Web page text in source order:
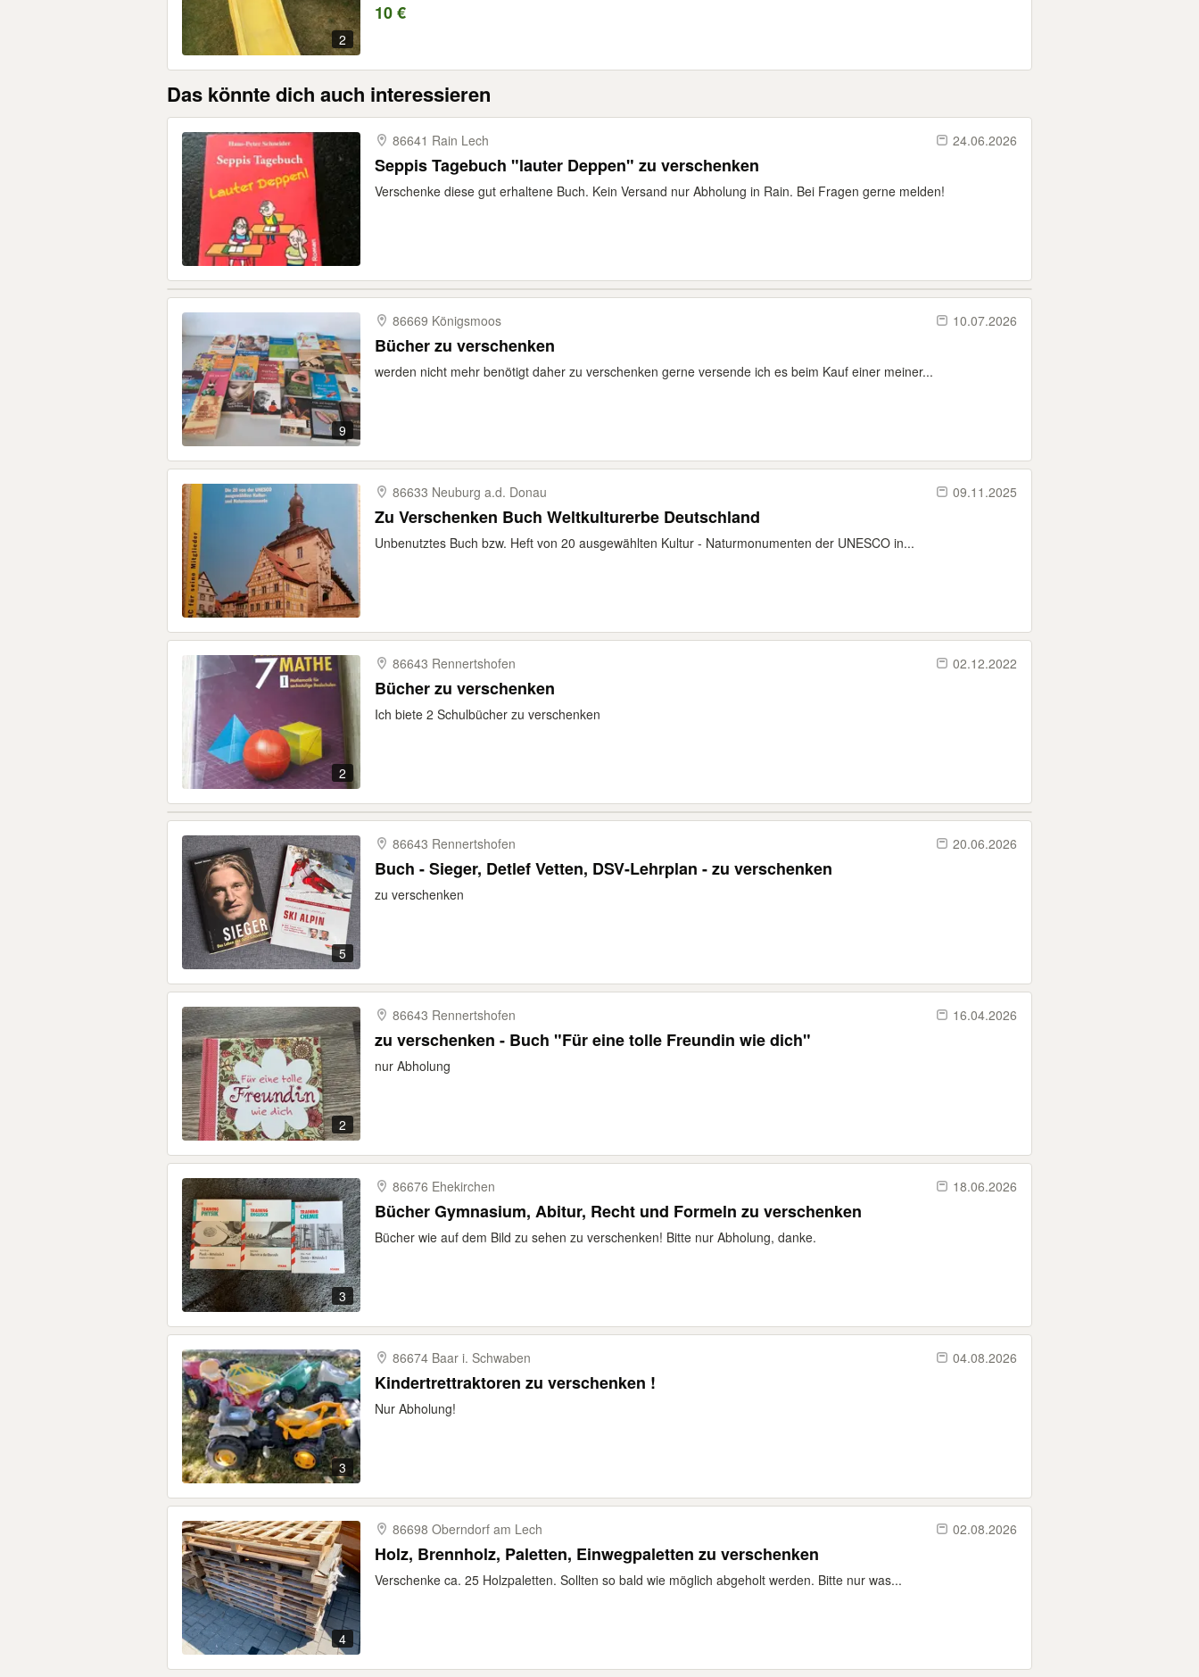
2
10 €
Das könnte dich auch interessieren
86641 Rain Lech 24.06.2026
Seppis Tagebuch "lauter Deppen" zu verschenken
Verschenke diese gut erhaltene Buch. Kein Versand nur Abholung in Rain. Bei Fragen gerne melden!
9
86669 Königsmoos 10.07.2026
Bücher zu verschenken
werden nicht mehr benötigt daher zu verschenken gerne versende ich es beim Kauf einer meiner...
86633 Neuburg a.d. Donau 09.11.2025
Zu Verschenken Buch Weltkulturerbe Deutschland
Unbenutztes Buch bzw. Heft von 20 ausgewählten Kultur - Naturmonumenten der UNESCO in...
2
86643 Rennertshofen 02.12.2022
Bücher zu verschenken
Ich biete 2 Schulbücher zu verschenken
5
86643 Rennertshofen 20.06.2026
Buch - Sieger, Detlef Vetten, DSV-Lehrplan - zu verschenken
zu verschenken
2
86643 Rennertshofen 16.04.2026
zu verschenken - Buch "Für eine tolle Freundin wie dich"
nur Abholung
3
86676 Ehekirchen 18.06.2026
Bücher Gymnasium, Abitur, Recht und Formeln zu verschenken
Bücher wie auf dem Bild zu sehen zu verschenken! Bitte nur Abholung, danke.
3
86674 Baar i. Schwaben 04.08.2026
Kindertrettraktoren zu verschenken !
Nur Abholung!
4
86698 Oberndorf am Lech 02.08.2026
Holz, Brennholz, Paletten, Einwegpaletten zu verschenken
Verschenke ca. 25 Holzpaletten. Sollten so bald wie möglich abgeholt werden. Bitte nur was...